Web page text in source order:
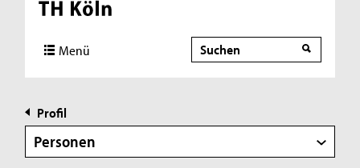
Menü Suche
Profil
Personen